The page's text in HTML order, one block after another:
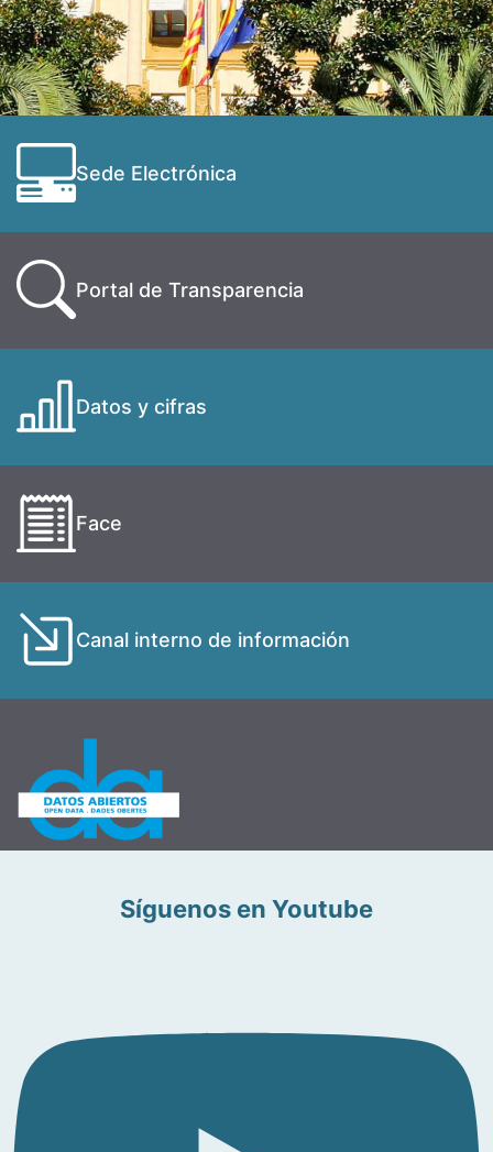
Sede Electrónica
Portal de Transparencia
Datos y cifras
Face
Canal interno de información
Síguenos en Youtube